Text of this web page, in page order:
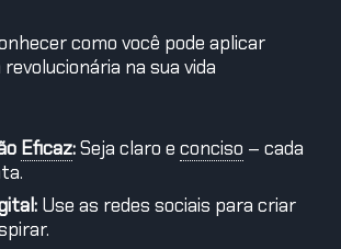
como você pode aplicar
na sua vida
Eficaz:Seja claro e conciso – cada
Use as redes sociais para criar